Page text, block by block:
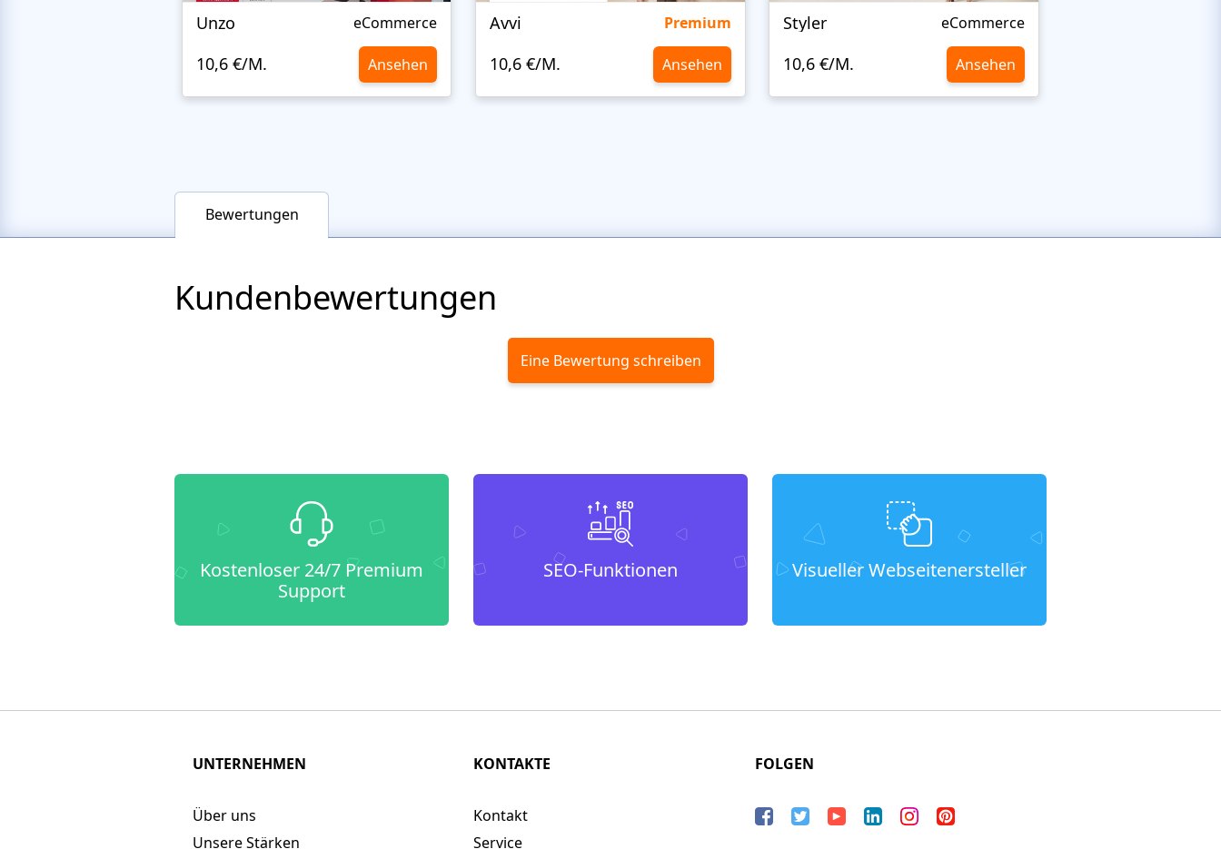
Unzo eCommerce
10,6 €/M. Ansehen
Avvi Premium
10,6 €/M. Ansehen
Styler eCommerce
10,6 €/M. Ansehen
Bewertungen
Kundenbewertungen
Eine Bewertung schreiben
Kostenloser 24/7 Premium
Support
SEO-Funktionen Visueller Webseitenersteller
UNTERNEHMEN
Über uns
Unsere Stärken
KONTAKTE
Kontakt
Service
FOLGEN